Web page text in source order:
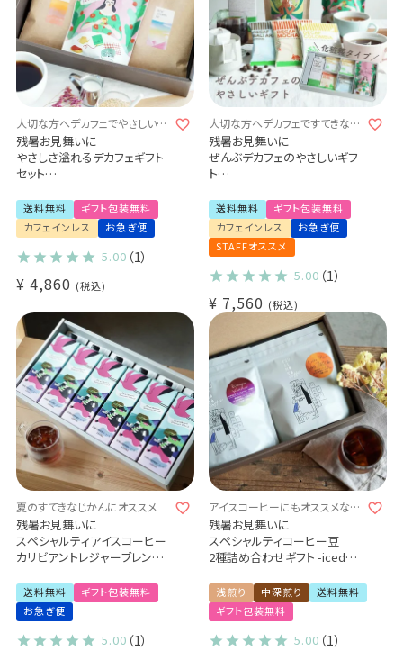
大切な方へデカフェでやさしい贈
り物を
残暑お見舞いに
やさしさ溢れるデカフェギフト
セット
デカフェセイロンティー / 有機
グリーンルイボスティー
デカフェコーヒー豆（100g×2
袋）
デカフェ メキシコ
送料無料 お礼 内祝 出産祝い
(src)
送料無料
ギフト包装無料
カフェインレス
お急ぎ便
5.00 （1）
¥ 4,860 税込
大切な方へデカフェですてきな贈
り物を
残暑お見舞いに
ぜんぶデカフェのやさしいギフ
ト
デカフェドリップコーヒー3種
20杯
デカフェセイロンティー 1袋
有機グリーンルイボスティー1
袋
デカフェアイスコーヒー1本
(dl)
送料無料
ギフト包装無料
カフェインレス
お急ぎ便
STAFFオススメ
5.00 （1）
¥ 7,560 税込
夏のすてきなじかんにオススメ
残暑お見舞いに
スペシャルティアイスコーヒー
カリビアントレジャーブレンド
６本ギフトセット
送料無料
ギフト包装無料
お急ぎ便
5.00 （1）
アイスコーヒーにもオススメなコ
ーヒー豆のギフトセット
残暑お見舞いに
スペシャルティコーヒー豆
2種詰め合わせギフト -iced
アイスコーヒーにオススメ◎
エチオピア ウェスト アルシ ゴ
ロルチャ CWS 200g
コスタリカ ラ・パストーラ農園
浅煎り 中深煎り
送料無料
ギフト包装無料
5.00 （1）